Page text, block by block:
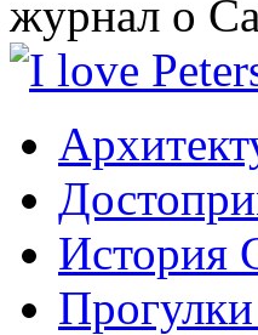
журнал о
История